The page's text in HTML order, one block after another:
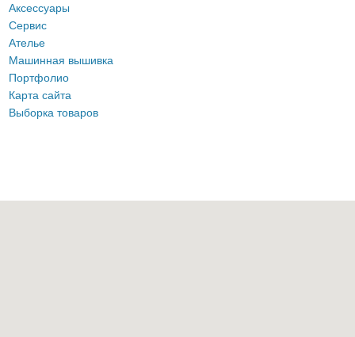
Аксессуары
Сервис
Ателье
Машинная вышивка
Портфолио
Карта сайта
Выборка товаров